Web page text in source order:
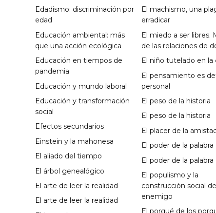
Edadismo: discriminación por
edad
Educación ambiental: más
que una acción ecológica
Educación en tiempos de
pandemia
Educación y mundo laboral
Educación y transformación
social
Efectos secundarios
Einstein y la mahonesa
El aliado del tiempo
El árbol genealógico
El arte de leer la realidad
El arte de leer la realidad
El machismo, una
erradicar
El miedo a ser libres.
de las relaciones de
El niño tutelado en la
El pensamiento es
personal
El peso de la historia
El peso de la historia
El placer de la
El poder de la palabra
El poder de la palabra
El populismo y la
construcción social
enemigo
El porqué de los